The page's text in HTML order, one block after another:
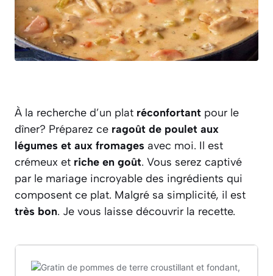
À la recherche d’un plat réconfortant pour le
dîner? Préparez ce ragoût de poulet aux
légumes et aux fromages avec moi. Il est
crémeux et riche en goût. Vous serez captivé
par le mariage incroyable des ingrédients qui
composent ce plat. Malgré sa simplicité, il est
très bon. Je vous laisse découvrir la recette.